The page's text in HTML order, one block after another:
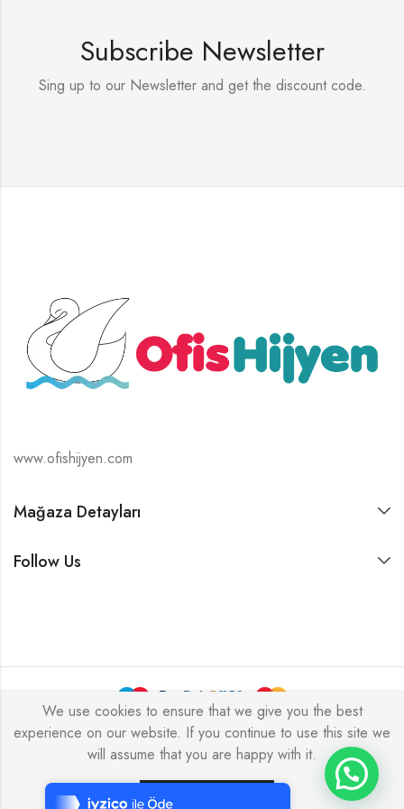
Tek Tıkla Ödeme Kolaylığı
7/24 Canlı Destek
Subscribe Newsletter
Sing up to our Newsletter and get the discount code.
www.ofishijyen.com
Mağaza Detayları
Follow Us
Alukas © 2026 byPressLayoutsAll Rights Reserved.
We use cookies to ensure that we give you the best
experience on our website. If you continue to use this site we
will assume that you are happy with it.
Yes, I'm Accept